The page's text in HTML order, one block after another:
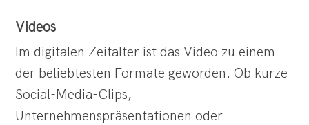
Videos
Im digitalen Zeitalter ist das Video zu einem
der beliebtesten Formate geworden. Ob kurze
Social-Media-Clips,
Unternehmenspräsentationen oder